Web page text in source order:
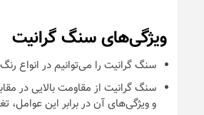
ویژگی‌های سنگ گرانیت
سنگ گرانیت را می‌توانیم در انواع
سنگ گرانیت از مقاومت بالایی در
و ویژگی‌های آن در برابر این